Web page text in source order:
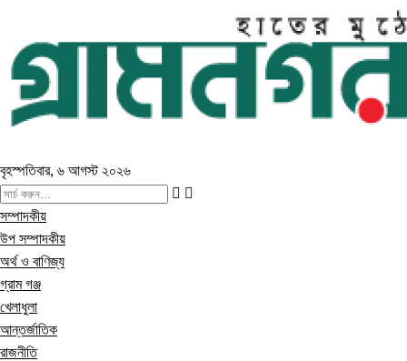
বৃহস্পতিবার, ৬ আগস্ট ২০২৬
সম্পাদকীয়
উপ সম্পাদকীয়
অর্থ ও বাণিজ্য
গ্রাম গঞ্জ
খেলাধুলা
আন্তর্জাতিক
রাজনীতি